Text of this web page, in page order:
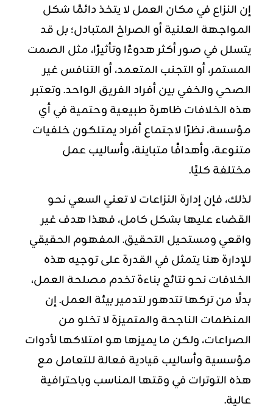
إن النزاع في مكان العمل لا يتخذ دائمًا شكل
المواجهة العلنية أو الصراخ المتبادل؛ بل قد
يتسلل في صور أكثر هدوءًا وتأثيرًا، مثل الصمت
المستمر، أو التجنب المتعمد، أو التنافس غير
الصحي والخفي بين أفراد الفريق الواحد. وتعتبر
هذه الخلافات ظاهرة طبيعية وحتمية في أي
مؤسسة، نظرًا لاجتماع أفراد يمتلكون خلفيات
متنوعة، وأهدافًا متباينة، وأساليب عمل
مختلفة كليًا.
لذلك، فإن إدارة النزاعات لا تعني السعي نحو
القضاء عليها بشكل كامل، فهذا هدف غير
واقعي ومستحيل التحقيق. المفهوم الحقيقي
للإدارة هنا يتمثل في القدرة على توجيه هذه
الخلافات نحو نتائج بناءة تخدم مصلحة العمل،
بدلًا من تركها تتدهور لتدمير بيئة العمل. إن
المنظمات الناجحة والمتميزة لا تخلو من
الصراعات، ولكن ما يميزها هو امتلاكها لأدوات
مؤسسية وأساليب قيادية فعالة للتعامل مع
هذه التوترات في وقتها المناسب وباحترافية
عالية.